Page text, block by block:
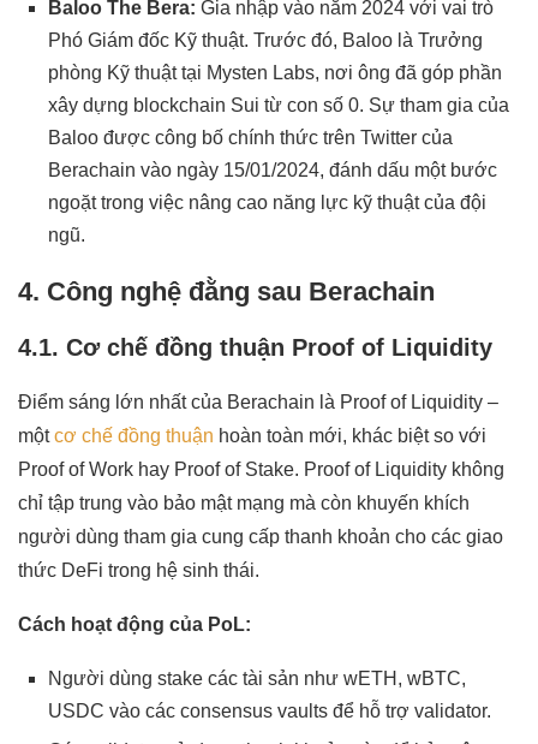
Baloo The Bera: Gia nhập vào năm 2024 với vai trò
Phó Giám đốc Kỹ thuật. Trước đó, Baloo là Trưởng
phòng Kỹ thuật tại Mysten Labs, nơi ông đã góp phần
xây dựng blockchain Sui từ con số 0. Sự tham gia của
Baloo được công bố chính thức trên Twitter của
Berachain vào ngày 15/01/2024, đánh dấu một bước
ngoặt trong việc nâng cao năng lực kỹ thuật của đội
ngũ.
4. Công nghệ đằng sau Berachain
4.1. Cơ chế đồng thuận Proof of Liquidity
Điểm sáng lớn nhất của Berachain là Proof of Liquidity –
mộtcơ chế đồng thuận hoàn toàn mới, khác biệt so với
Proof of Work hay Proof of Stake. Proof of Liquidity không
chỉ tập trung vào bảo mật mạng mà còn khuyến khích
người dùng tham gia cung cấp thanh khoản cho các giao
thức DeFi trong hệ sinh thái.
Cách hoạt động của PoL:
Người dùng stake các tài sản như wETH, wBTC,
USDC vào các consensus vaults để hỗ trợ validator.